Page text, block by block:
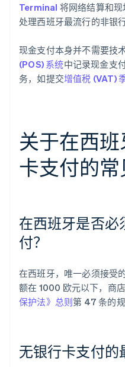
Terminal 将网络结算和
处理西班牙最流行的非银
现金支付本身并不需要技
(POS) 系统中记录现金支
务，如提交增值税 (VAT)
关于在西
卡支付的
在西班牙是否必
付？
在西班牙，唯一必须接受
额在 1000 欧元以下，商
保护法》总则第 47 条的
无银行卡支付的